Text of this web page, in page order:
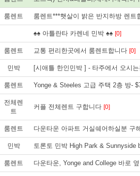
룸렌트 룸렌트***햇살이 밝은 반지하방 렌트
♠♠ 아틀란타 카렌네 민박 ♠♠ [0]
룸렌트 교통 편리한곳에서 룸렌트합니다 [0]
민박 [시애틀 한인민박 ] - 타주에서 오시
룸렌트 Yonge & Steeles 고급 주택 2층 방-
전체렌
트
커플 전체렌트 구합니다 [0]
룸렌트 다운타운 아파트 거실쉐어하실분 구
민박 토론토 민박 High Park & Sunnyside
룸렌트 다운타운, Yonge and College 바로